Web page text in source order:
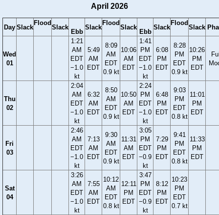
April 2026
Day Slack
Flood
Slack
Ebb
Slack
Flood
Slack
Ebb
Slack
Flood
Slack
Wed
01
1:21
AM
EDT
−1.0
kt
5:49
AM
EDT
8:09
AM
EDT
0.9 kt
10:06
AM
EDT
1:41
PM
EDT
−1.0
kt
6:08
PM
EDT
8:28
PM
EDT
0.9 kt
10:26
PM
EDT
Thu
02
2:04
AM
EDT
−1.0
kt
6:32
AM
EDT
8:50
AM
EDT
0.9 kt
10:50
AM
EDT
2:24
PM
EDT
−1.0
kt
6:48
PM
EDT
9:03
PM
EDT
0.8 kt
11:01
PM
EDT
Fri
03
2:46
AM
EDT
−1.0
kt
7:13
AM
EDT
9:30
AM
EDT
0.9 kt
11:31
AM
EDT
3:05
PM
EDT
−0.9
kt
7:29
PM
EDT
9:41
PM
EDT
0.8 kt
11:33
PM
EDT
Sat
04
3:26
AM
EDT
−1.0
kt
7:55
AM
EDT
10:12
AM
EDT
0.8 kt
12:11
PM
EDT
3:47
PM
EDT
−0.9
kt
8:12
PM
EDT
10:23
PM
EDT
0.7 kt